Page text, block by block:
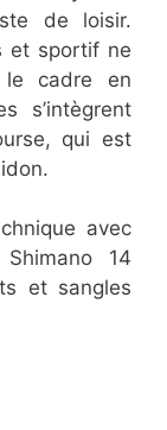
de loisir.
et sportif ne
cadre en
s’intègrent
qui est
avec
14
et sangles